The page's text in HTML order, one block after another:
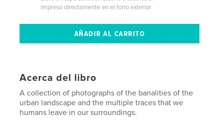
impreso directamente en el forro exterior
Acerca del libro
A collection of photographs of the banalities of the
urban landscape and the multiple traces that we
humans leave in our surroundings.